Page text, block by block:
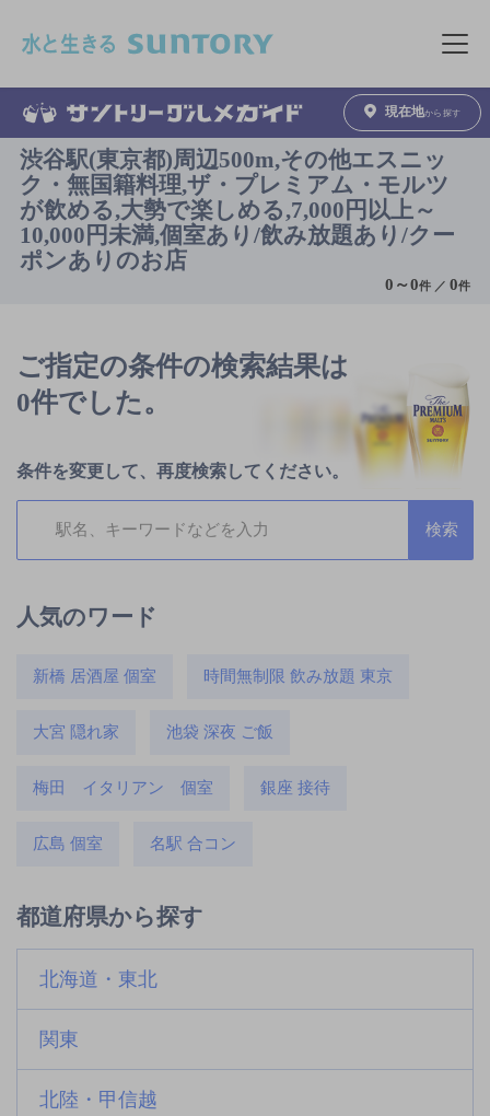
メニュ
現在地から探す
渋谷駅(東京都)周辺500m,その他エスニッ
ク・無国籍料理,ザ・プレミアム・モルツ
が飲める,大勢で楽しめる,7,000円以上～
10,000円未満,個室あり/飲み放題あり/クー
ポンありのお店
0 ～0件 ／0件
ご指定の条件の検索結果は
0件でした。
条件を変更して、再度検索してください。
人気のワード
新橋 居酒屋 個室 時間無制限 飲み放題 東京
大宮 隠れ家 池袋 深夜 ご飯
梅田 イタリアン 個室 銀座 接待
広島 個室 名駅 合コン
都道府県から探す
北海道・東北
関東
北陸・甲信越